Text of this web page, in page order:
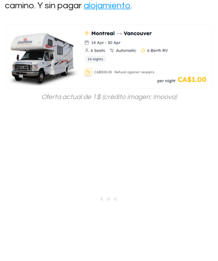
camino. Y sin pagar alojamiento.
Oferta actual de 1$ (crédito imagen: Imoova)